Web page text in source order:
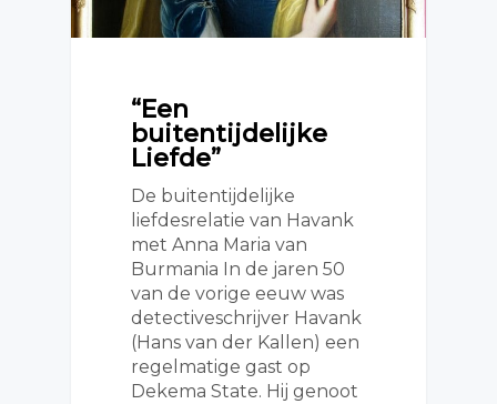
“Een
buitentijdelijke
Liefde”
De buitentijdelijke
liefdesrelatie van Havank
met Anna Maria van
Burmania In de jaren 50
van de vorige eeuw was
detectiveschrijver Havank
(Hans van der Kallen) een
regelmatige gast op
Dekema State. Hij genoot